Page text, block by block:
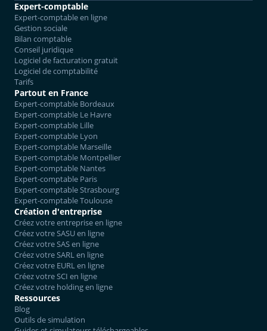
Expert-comptable
Expert-comptable en ligne
Gestion sociale
Bilan comptable
Conseil juridique
Logiciel de facturation gratuit
Logiciel de comptabilité
Tarifs
Partout en France
Expert-comptable Bordeaux
Expert-comptable Le Havre
Expert-comptable Lille
Expert-comptable Lyon
Expert-comptable Marseille
Expert-comptable Montpellier
Expert-comptable Nantes
Expert-comptable Paris
Expert-comptable Strasbourg
Expert-comptable Toulouse
Création d'entreprise
Créez votre entreprise en ligne
Créez votre SASU en ligne
Créez votre SAS en ligne
Créez votre SARL en ligne
Créez votre EURL en ligne
Créez votre SCI en ligne
Créez votre holding en ligne
Ressources
Blog
Outils de simulation